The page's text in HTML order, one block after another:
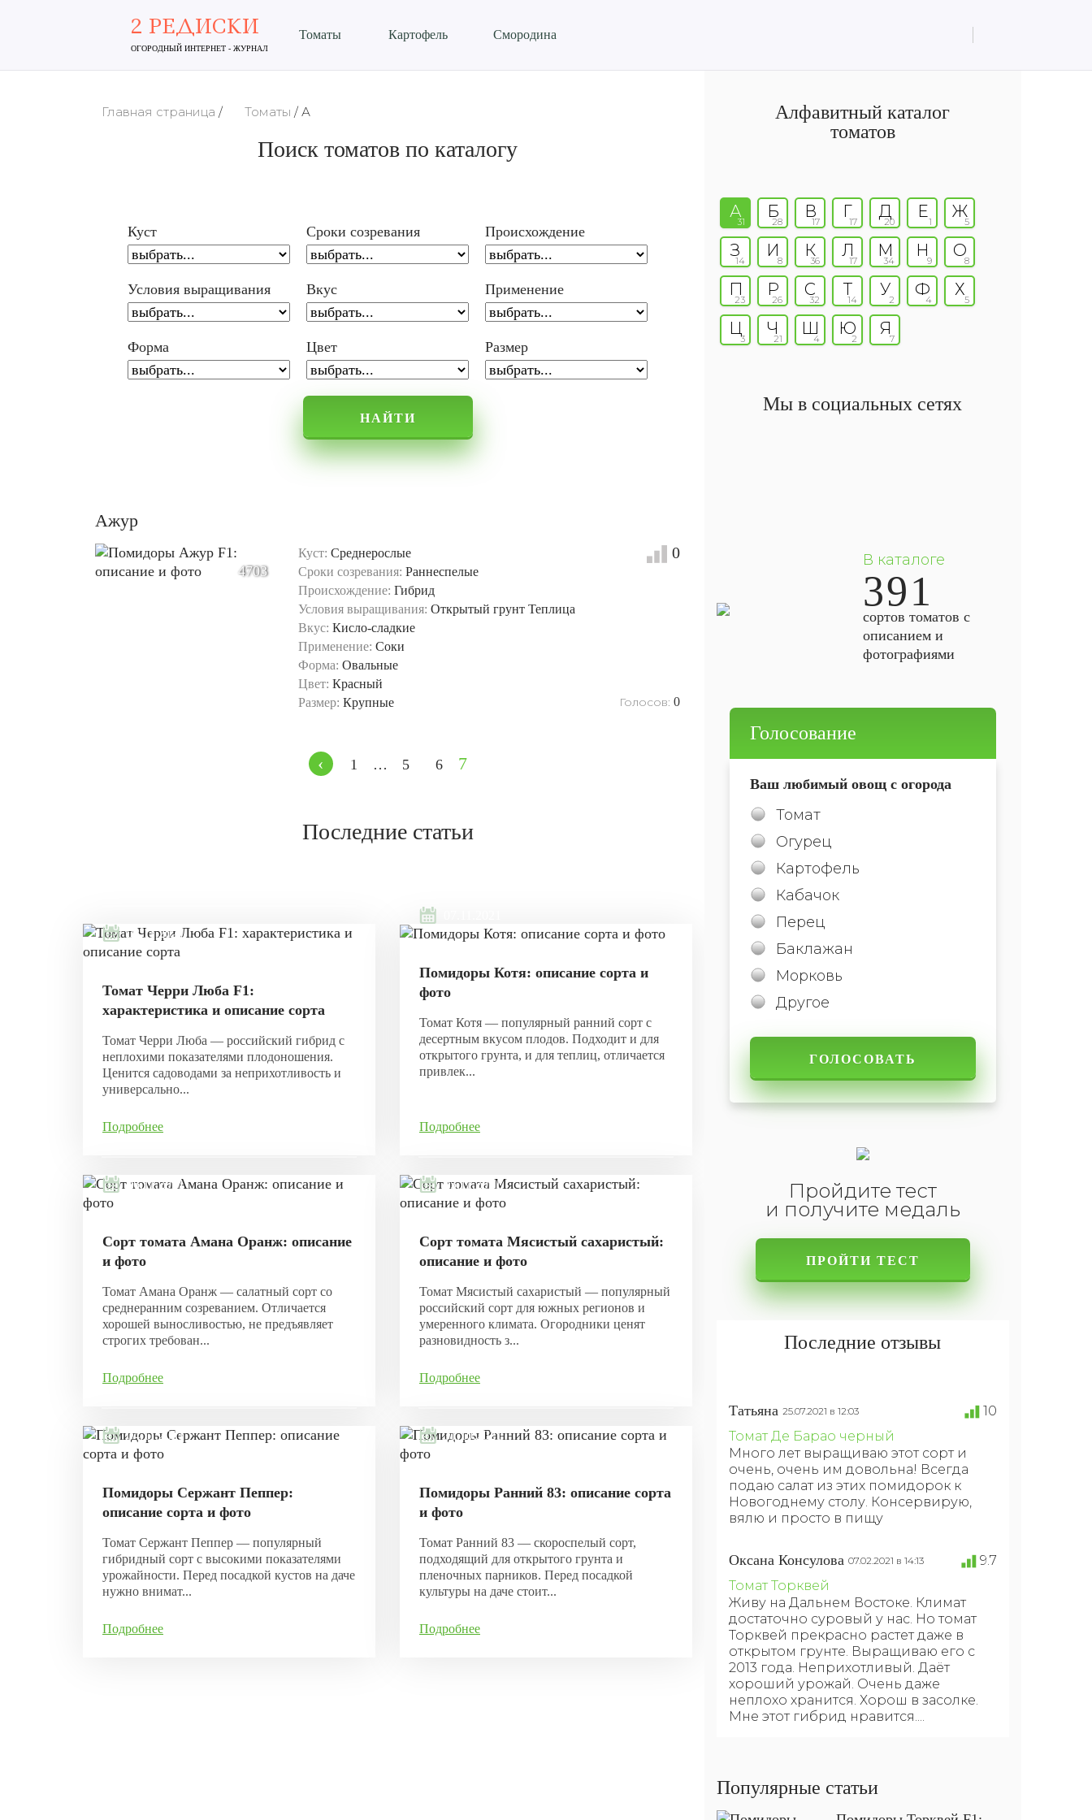
2 РЕДИСКИ
ОГОРОДНЫЙ ИНТЕРНЕТ - ЖУРНАЛ
Томаты Картофель Смородина
Главная страница / Томаты / А
Поиск томатов по каталогу
Куст Сроки созревания Происхождение
Условия выращивания Вкус Применение
Форма Цвет Размер
НАЙТИ
Ажур
4703
Куст: Среднерослые
Сроки созревания: Раннеспелые
Происхождение: Гибрид
Условия выращивания: Открытый грунт Теплица
Вкус: Кисло-сладкие
Применение: Соки
Форма: Овальные
Цвет: Красный
Размер: Крупные
0
Голосов: 0
‹ 1 … 5 6 7
Последние статьи
08.11.2021
Томат Черри Люба F1:
характеристика и описание сорта
Томат Черри Люба — российский гибрид с
неплохими показателями плодоношения.
Ценится садоводами за неприхотливость и
универсально...
Подробнее
Помидоры Котя: описание сорта и
фото
Томат Котя — популярный ранний сорт с
десертным вкусом плодов. Подходит и для
открытого грунта, и для теплиц, отличается
привлек...
Подробнее
06.11.2021
Сорт томата Амана Оранж: описание
и фото
Томат Амана Оранж — салатный сорт со
среднеранним созреванием. Отличается
хорошей выносливостью, не предъявляет
строгих требован...
Подробнее
05.11.2021
Сорт томата Мясистый сахаристый:
описание и фото
Томат Мясистый сахаристый — популярный
российский сорт для южных регионов и
умеренного климата. Огородники ценят
разновидность з...
Подробнее
04.11.2021
Помидоры Сержант Пеппер:
описание сорта и фото
Томат Сержант Пеппер — популярный
гибридный сорт с высокими показателями
урожайности. Перед посадкой кустов на даче
нужно внимат...
Подробнее
31.10.2021
Помидоры Ранний 83: описание сорта
и фото
Томат Ранний 83 — скороспелый сорт,
подходящий для открытого грунта и
пленочных парников. Перед посадкой
культуры на даче стоит...
Подробнее
Алфавитный каталог
томатов
А
31
Б
28
В
17
Г
17
Д
20
Е
1
Ж
5
З
14
И
8
К
36
Л
17
М
34
Н
9
О
8
П
23
Р
26
С
32
Т
14
У
2
Ф
4
Х
5
Ц
3
Ч
21
Ш
4
Ю
2
Я
7
Мы в социальных сетях
В каталоге
391
сортов томатов с
описанием и
фотографиями
Голосование
Ваш любимый овощ с огорода
Томат
Огурец
Картофель
Кабачок
Перец
Баклажан
Морковь
Другое
Пройдите тест
и получите медаль
ПРОЙТИ ТЕСТ
Последние отзывы
Татьяна 25.07.2021 в 12:03
10
Томат Де Барао черный
Много лет выращиваю этот сорт и
очень, очень им довольна! Всегда
подаю салат из этих помидорок к
Новогоднему столу. Консервирую,
вялю и просто в пищу
Оксана Консулова 07.02.2021 в 14:13
9.7
Томат Торквей
Живу на Дальнем Востоке. Климат
достаточно суровый у нас. Но томат
Торквей прекрасно растет даже в
открытом грунте. Выращиваю его с
2013 года. Неприхотливый. Даёт
хороший урожай. Очень даже
неплохо хранится. Хорош в засолке.
Мне этот гибрид нравится....
Популярные статьи